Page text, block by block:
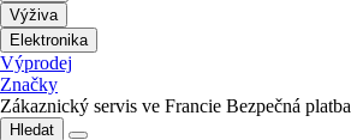
Výživa
Elektronika
Výprodej
Značky
Zákaznický servis ve Francie Bezpečná platba
Hledat